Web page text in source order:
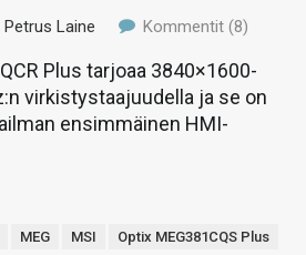
Petrus Laine Kommentit (8)
Plus tarjoaa 3840×1600-
virkistystaajuudella ja se on
ensimmäinen HMI-
MEG MSI Optix MEG381CQS Plus